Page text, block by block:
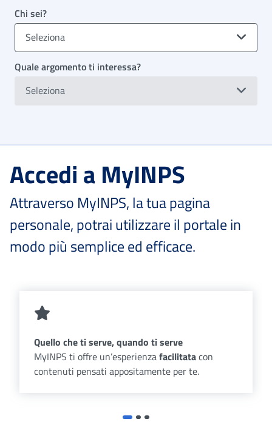
Chi sei?
Seleziona
Quale argomento ti interessa?
Seleziona
Accedi a MyINPS
Attraverso MyINPS, la tua pagina
personale, potrai utilizzare il portale in
modo più semplice ed efficace.
Quello che ti serve, quando ti serve
MyINPS ti offre un’esperienzafacilitatacon
contenuti pensati appositamente per te.